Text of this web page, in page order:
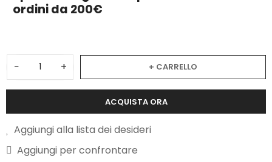
ordini da 200€
− + + CARRELLO
ACQUISTA ORA
Aggiungi alla lista dei desideri
Aggiungi per confrontare